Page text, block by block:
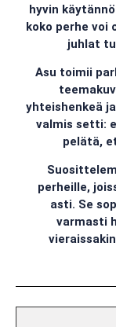
hyvin
koko perhe voi
juhlat
Asu toimii
yhteishenkeä
valmis setti:
pelätä,
perheille,
asti. Se
varmasti